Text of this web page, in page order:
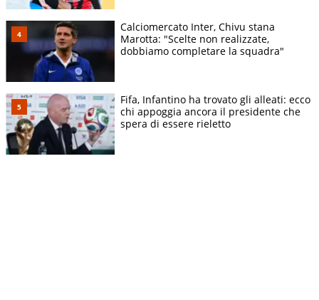
Calciomercato Inter, Chivu stana
Marotta: "Scelte non realizzate,
dobbiamo completare la squadra"
Fifa, Infantino ha trovato gli alleati: ecco
chi appoggia ancora il presidente che
spera di essere rieletto